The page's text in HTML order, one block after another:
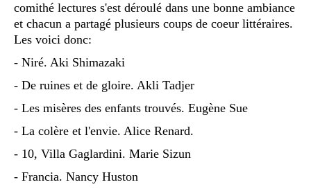
comithé lectures s'est déroulé dans une bonne ambiance
et chacun a partagé plusieurs coups de coeur littéraires.
Les voici donc:
- Niré. Aki Shimazaki
- De ruines et de gloire. Akli Tadjer
- Les misères des enfants trouvés. Eugène Sue
- La colère et l'envie. Alice Renard.
- 10, Villa Gaglardini. Marie Sizun
- Francia. Nancy Huston